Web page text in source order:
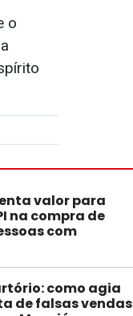
o
valor para
na compra de
com
como agia
de falsas vendas